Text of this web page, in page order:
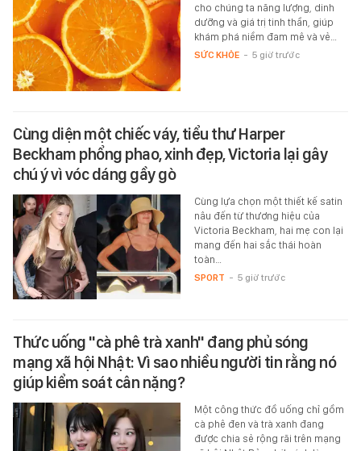
cho chúng ta năng lượng, dinh
dưỡng và giá trị tinh thần, giúp
khám phá niềm đam mê và vẻ…
SỨC KHỎE - 5 giờ trước
Cùng diện một chiếc váy, tiểu thư Harper
Beckham phổng phao, xinh đẹp, Victoria lại gây
chú ý vì vóc dáng gầy gò
Cùng lựa chọn một thiết kế satin
nâu đến từ thương hiệu của
Victoria Beckham, hai mẹ con lại
mang đến hai sắc thái hoàn
toàn…
SPORT - 5 giờ trước
Thức uống "cà phê trà xanh" đang phủ sóng
mạng xã hội Nhật: Vì sao nhiều người tin rằng nó
giúp kiểm soát cân nặng?
Một công thức đồ uống chỉ gồm
cà phê đen và trà xanh đang
được chia sẻ rộng rãi trên mạng